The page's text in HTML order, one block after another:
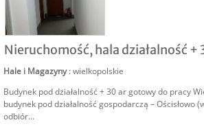
Nieruchomość, hala działalność +
Hale i Magazyny : wielkopolskie
Budynek pod działalność + 30 ar gotowy do pracy
budynek pod działalność gospodarczą – Ościsłowo
odbiór...